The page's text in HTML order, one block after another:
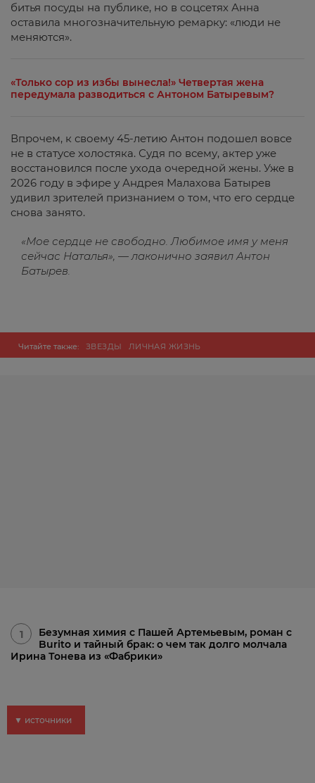
битья посуды на публике, но в соцсетях Анна
оставила многозначительную ремарку: «люди не
меняются».
«Только сор из избы вынесла!» Четвертая жена
передумала разводиться с Антоном Батыревым?
Впрочем, к своему 45-летию Антон подошел вовсе
не в статусе холостяка. Судя по всему, актер уже
восстановился после ухода очередной жены. Уже в
2026 году в эфире у Андрея Малахова Батырев
удивил зрителей признанием о том, что его сердце
снова занято.
«Мое сердце не свободно. Любимое имя у меня
сейчас Наталья», — лаконично заявил Антон
Батырев.
Читайте также: ЗВЕЗДЫ ЛИЧНАЯ ЖИЗНЬ
1
Безумная химия с Пашей Артемьевым, роман с
Burito и тайный брак: о чем так долго молчала
Ирина Тонева из «Фабрики»
▼ источники